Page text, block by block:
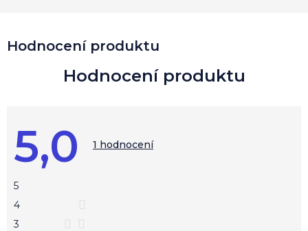
Hodnocení produktu
5,0 hodnocení
produktu
1 hodnocení
5
4
3
V
e